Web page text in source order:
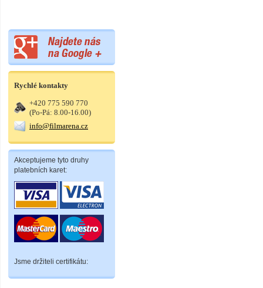
Rychlé kontakty
+420 775 590 770
(Po-Pá: 8.00-16.00)
info@filmarena.cz
Akceptujeme tyto druhy
platebních karet:
Jsme držiteli certifikátu: